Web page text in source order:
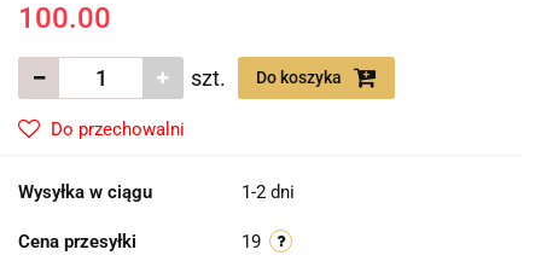
100.00
szt. Do koszyka
Do przechowalni
Wysyłka w ciągu 1-2 dni
Cena przesyłki 19